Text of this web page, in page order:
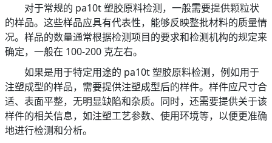
对于常规的 pa10t 塑胶原料检测，一般需要提供颗粒状
的样品。这些样品应具有代表性，能够反映整批材料的质量情
况。样品的数量通常根据检测项目的要求和检测机构的规定来
确定，一般在 100-200 克左右。
如果是用于特定用途的 pa10t 塑胶原料检测，例如用于
注塑成型的样品，需要提供注塑成型后的样件。样件应尺寸合
适、表面平整，无明显缺陷和杂质。同时，还需要提供关于该
样件的相关信息，如注塑工艺参数、使用环境等，以便更准确
地进行检测和分析。